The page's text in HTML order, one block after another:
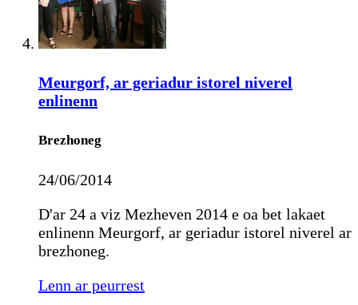
Meurgorf, ar geriadur istorel niverel
enlinenn
Brezhoneg
24/06/2014
D'ar 24 a viz Mezheven 2014 e oa bet lakaet
enlinenn Meurgorf, ar geriadur istorel niverel ar
brezhoneg.
Lenn ar peurrest